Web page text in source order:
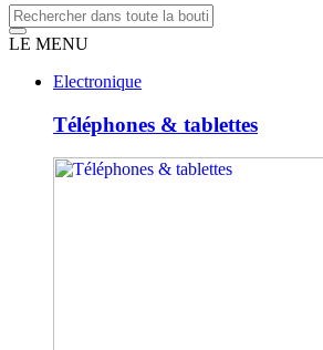
LE MENU
Electronique
Téléphones & tablettes